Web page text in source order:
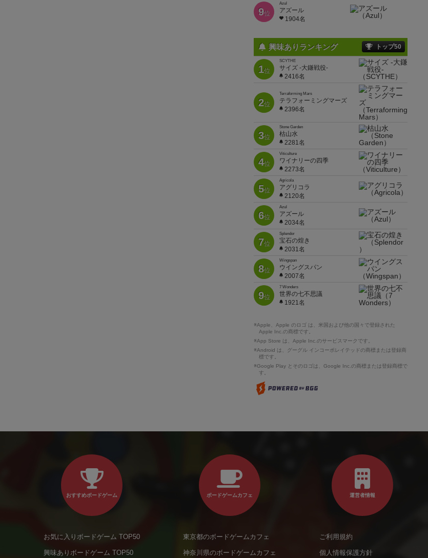
9位
Azul
アズール
1904名
興味ありランキング トップ50
1位
SCYTHE
サイズ -大鎌戦役-
2416名
2位
Terraforming Mars
テラフォーミングマーズ
2396名
3位
Stone Garden
枯山水
2281名
4位
Viticulture
ワイナリーの四季
2273名
5位
Agricola
アグリコラ
2120名
6位
Azul
アズール
2034名
7位
Splendor
宝石の煌き
2031名
8位
Wingspan
ウイングスパン
2007名
9位
7 Wonders
世界の七不思議
1921名
※Apple、Apple のロゴ は、米国および他の国々で登録された
Apple Inc.の商標です。
※App Store は、Apple Inc.のサービスマークです。
※Android は、グーグル インコーポレイテッドの商標または登録商
標です。
※Google Play とそのロゴは、Google Inc.の商標または登録商標で
す。
おすすめボードゲーム
お気に入りボードゲーム TOP50
興味ありボードゲーム TOP50
ボードゲームカフェ
東京都のボードゲームカフェ
神奈川県のボードゲームカフェ
運営者情報
ご利用規約
個人情報保護方針